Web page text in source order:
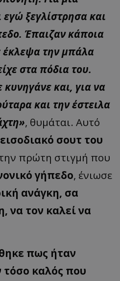
ξεγλίστρησα και
Έπαιζαν κάποια
έκλεψα την μπάλα
στα πόδια του.
και, για να
και την έστειλα
, θυμάται. Αυτό
σουτ του
πρώτη στιγμή που
γήπεδο, ένιωσε
ανάγκη, σα
να τον καλεί να
πως ήταν
τόσο καλός που